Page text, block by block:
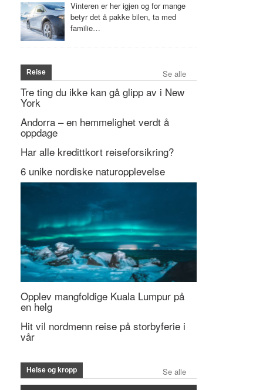
Vinteren er her igjen og for mange
betyr det å pakke bilen, ta med
familie…
Reise Se alle
Tre ting du ikke kan gå glipp av i New
York
Andorra – en hemmelighet verdt å
oppdage
Har alle kredittkort reiseforsikring?
6 unike nordiske naturopplevelse
Opplev mangfoldige Kuala Lumpur på
en helg
Hit vil nordmenn reise på storbyferie i
vår
Helse og kropp Se alle